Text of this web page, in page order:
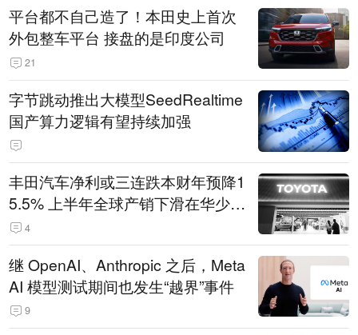
平台都不自己造了！本田史上首次
外包整车平台 接盘的是印度公司
21
字节跳动推出大模型SeedRealtime
国产算力逻辑有望持续加强
丰田汽车净利或三连跌本财年预降1
5.5% 上半年全球产销下滑在华少卖
14.3万辆
4
继 OpenAI、Anthropic 之后，Meta
AI 模型测试期间也发生“越界”事件
9